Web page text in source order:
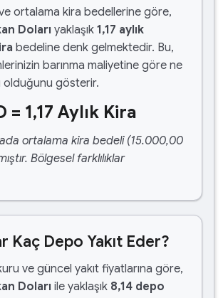
ortalama kira bedellerine göre,
Doları yaklaşık 1,17 aylık
bedeline denk gelmektedir. Bu,
barınma maliyetine göre ne
olduğunu gösterir.
= 1,17 Aylık Kira
ortalama kira bedeli (15.000,00
Bölgesel farklılıklar
Kaç Depo Yakıt Eder?
ve güncel yakıt fiyatlarına göre,
Doları ile yaklaşık 8,14 depo